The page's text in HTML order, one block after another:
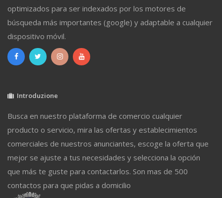
optimizados para ser indexados por los motores de
búsqueda más importantes (google) y adaptable a cualquier
dispositivo móvil.
Introduzione
Busca en nuestro plataforma de comercio cualquier
producto o servicio, mira las ofertas y establecimientos
comerciales de nuestros anunciantes, escoge la oferta que
mejor se ajuste a tus necesidades y selecciona la opción
que más te guste para contactarlos. Son mas de 500
contactos para que pidas a domicilio